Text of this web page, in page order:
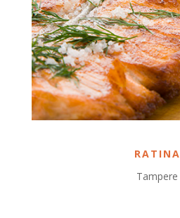
RATINA
Tampere